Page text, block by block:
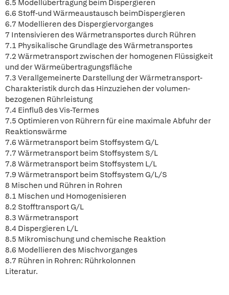
6.5 Modellübertragung beim Dispergieren
6.6 Stoff-und Wärmeaustausch beimDispergieren
6.7 Modellieren des Dispergiervorganges
7 Intensivieren des Wärmetransportes durch Rühren
7.1 Physikalische Grundlage des Wärmetransportes
7.2 Wärmetransport zwischen der homogenen Flüssigkeit
und der Wärmeübertragungsfläche
7.3 Verallgemeinerte Darstellung der Wärmetransport-
Charakteristik durch das Hinzuziehen der volumen-
bezogenen Rührleistung
7.4 Einfluß des Vis-Termes
7.5 Optimieren von Rührern für eine maximale Abfuhr der
Reaktionswärme
7.6 Wärmetransport beim Stoffsystem G/L
7.7 Wärmetransport beim Stoffsystem S/L
7.8 Wärmetransport beim Stoffsystem L/L
7.9 Wärmetransport beim Stoffsystem G/L/S
8 Mischen und Rühren in Rohren
8.1 Mischen und Homogenisieren
8.2 Stofftransport G/L
8.3 Wärmetransport
8.4 Dispergieren L/L
8.5 Mikromischung und chemische Reaktion
8.6 Modellieren des Mischvorganges
8.7 Rühren in Rohren: Rührkolonnen
Literatur.